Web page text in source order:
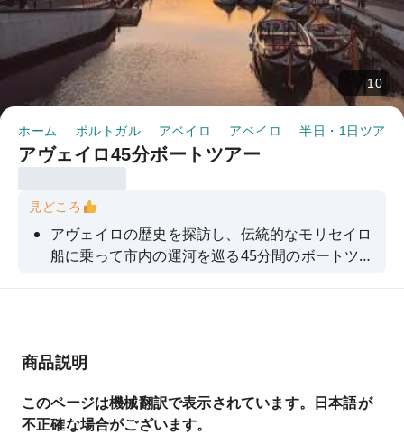
10
ホーム ポルトガル アベイロ アベイロ 半日・1日ツアー
アヴェイロ45分ボートツアー
見どころ
アヴェイロの歴史を探訪し、伝統的なモリセイロ
船に乗って市内の運河を巡る45分間のボートツア
商品説明
このページは機械翻訳で表示されています。日本語が
不正確な場合がございます。